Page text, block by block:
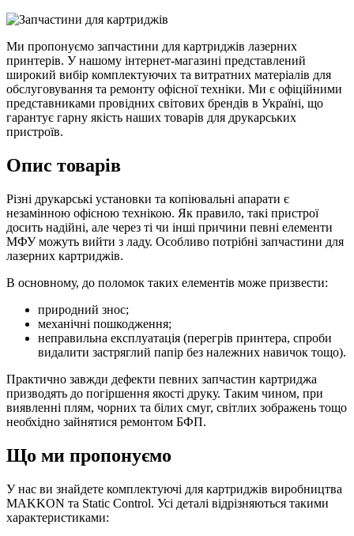
Ми пропонуємо запчастини для картриджів лазерних
принтерів. У нашому інтернет-магазині представлений
широкий вибір комплектуючих та витратних матеріалів для
обслуговування та ремонту офісної техніки. Ми є офіційними
представниками провідних світових брендів в Україні, що
гарантує гарну якість наших товарів для друкарських
пристроїв.
Опис товарів
Різні друкарські установки та копіювальні апарати є
незамінною офісною технікою. Як правило, такі пристрої
досить надійні, але через ті чи інші причини певні елементи
МФУ можуть вийти з ладу. Особливо потрібні запчастини для
лазерних картриджів.
В основному, до поломок таких елементів може призвести:
природний знос;
механічні пошкодження;
неправильна експлуатація (перегрів принтера, спроби
видалити застряглий папір без належних навичок тощо).
Практично завжди дефекти певних запчастин картриджа
призводять до погіршення якості друку. Таким чином, при
виявленні плям, чорних та білих смуг, світлих зображень тощо
необхідно зайнятися ремонтом БФП.
Що ми пропонуємо
У нас ви знайдете комплектуючі для картриджів виробництва
MAKKON та Static Control. Усі деталі відрізняються такими
характеристиками: